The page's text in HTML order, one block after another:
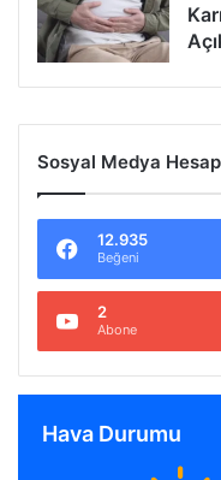
Sosyal Medya
12.935
Beğeni
2
Abone
Hava Durumu